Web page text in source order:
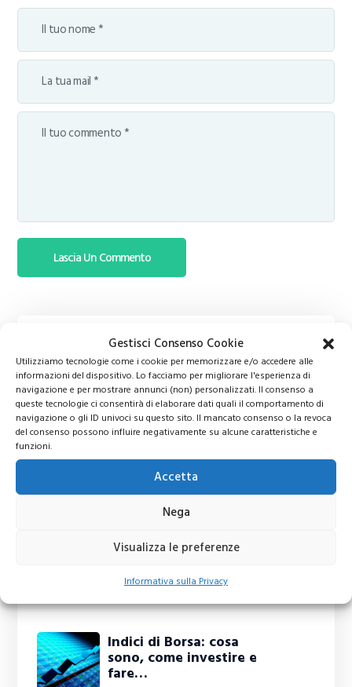
Gestisci Consenso Cookie
Utilizziamo tecnologie come i cookie per memorizzare e/o accedere alle
informazioni del dispositivo. Lo facciamo per migliorare l'esperienza di
navigazione e per mostrare annunci (non) personalizzati. Il consenso a
queste tecnologie ci consentirà di elaborare dati quali il comportamento di
navigazione o gli ID univoci su questo sito. Il mancato consenso o la revoca
del consenso possono influire negativamente su alcune caratteristiche e
funzioni.
Accetta
Nega
Visualizza le preferenze
Informativa sulla Privacy
Ti potrebbero interessare
Indici di Borsa: cosa
sono, come investire e
fare…